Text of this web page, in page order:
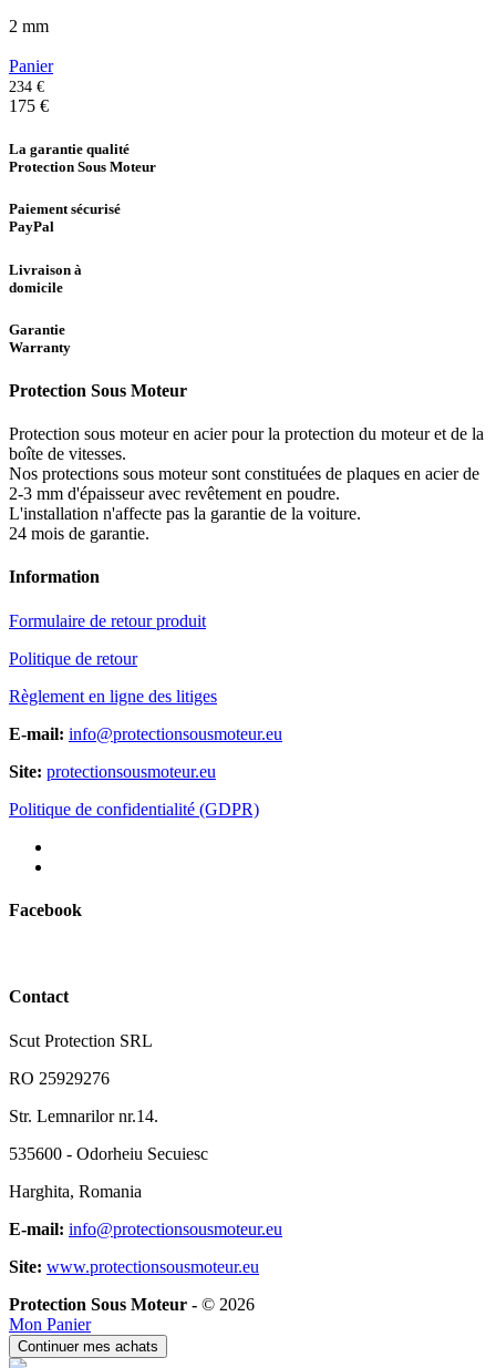
2 mm
Panier
234 €
175 €
La garantie qualité
Protection Sous Moteur
Paiement sécurisé
PayPal
Livraison à
domicile
Garantie
Warranty
Protection Sous Moteur
Protection sous moteur en acier pour la protection du moteur et de la
boîte de vitesses.
Nos protections sous moteur sont constituées de plaques en acier de
2-3 mm d'épaisseur avec revêtement en poudre.
L'installation n'affecte pas la garantie de la voiture.
24 mois de garantie.
Information
Formulaire de retour produit
Politique de retour
Règlement en ligne des litiges
E-mail: info@protectionsousmoteur.eu
Site: protectionsousmoteur.eu
Politique de confidentialité (GDPR)
Facebook
Contact
Scut Protection SRL
RO 25929276
Str. Lemnarilor nr.14.
535600 - Odorheiu Secuiesc
Harghita, Romania
E-mail: info@protectionsousmoteur.eu
Site: www.protectionsousmoteur.eu
Protection Sous Moteur - © 2026
Mon Panier
Continuer mes achats